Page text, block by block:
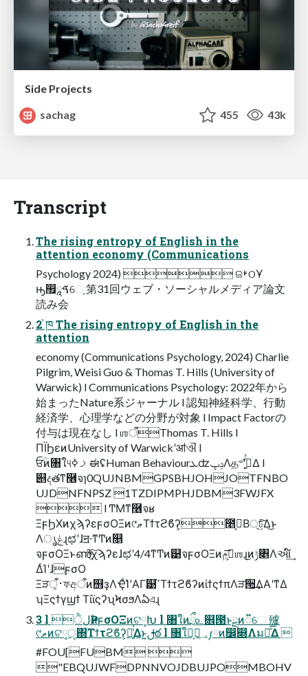
Side Projects
sachag
455 43k
Transcript
The rising entropy of English in the
attention economy (Communications
Psychology 2024)  ଜࢁଠҰ
ԣ඿ࠃཱେֶ 第31回ウェブ・ソーシャルメディア論⽂
読み会
2 ֓ཁ The rising entropy of English in the
attention
economy (Communications Psychology, 2024) Charlie
Pilgrim, Weisi Guo & Thomas T. Hills (University of
Warwick) l Communications Psychology: 2022年から
始まったNature系ジャーナル l 認知神経科学、⾏動
経済学、⼼理学などの分野が対象 l Impact Factorの
付与は現在なし l ஶऀThomas T. Hills l
ΠΪϦεͷUniversity of Warwickʹॴଐ l
ਓؒͷ৘ใ୳ࡧߦಈʢHuman BehaviourܥʣݚڀΛத৺ʹߦ͍ͬͯΔ l
୅දతͳ࿦จɿ0QUJNBMGPSBHJOHJOTFNBO
UJDNFNPSZ 1TZDIPMPHJDBM3FWJFX
 l ͲΜͳ࿦จʁ
ΞϝϦΧͷχϡʔεϝσΟΞͷ୯ޠΤϯτϩϐʔ͕೥ࠒ͔Β্ঢ͍ͯ͠Δ͜ͱ
Λൃݟɻಛʹɺॻ੶ͳͲͷ௕
จϝσΟΞͱൺֱͯ͠χϡʔεɺಛʹ4/4ͳͲͷ୹จϝσΟΞͷߴ͕͞ݦஶɻ͜ͷݱ৅Λઆ໌͢
ΔͨΊʹɺϝσΟ
Ξੜ࢈ऀ͕ফඅऀͷ஫ҙΛҾͨ͘ΊʹΑΓ୹͘ߴΤϯτϩϐʔͷίϯςϯπΛੜ੒͢ΔΑ͏ʹͳΔ
ʮΞςϯγϣϯ ΤίϊϛʔʯϞσϧΛఏএɻ
3 l ੈلҎ߱ͷϝσΟΞͷଟ༷Խ l ৘ใͷྲྀ௨଎౓ͱྔͷ૿େ 㱺
୯ޠͷଟ༷ੑ΍Τϯτϩϐʔ͕૿͍͑ͯΔͱ͍͏ࢦఠ l ৘ใ؀ڥ͕ݴ༿ͷ෼෍ΛมԽͤ͞Δ 
#FOU[FUBM 
"EBQUJWFDPNNVOJDBUJPOMBOHV